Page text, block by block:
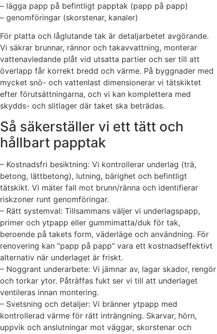
– lägga papp på befintligt papptak (papp på papp)
– genomföringar (skorstenar, kanaler)
För platta och låglutande tak är detaljarbetet avgörande.
Vi säkrar brunnar, rännor och takavvattning, monterar
vattenavledande plåt vid utsatta partier och ser till att
överlapp får korrekt bredd och värme. På byggnader med
mycket snö- och vattenlast dimensionerar vi tätskiktet
efter förutsättningarna, och vi kan komplettera med
skydds- och slitlager där taket ska beträdas.
Så säkerställer vi ett tätt och
hållbart papptak
– Kostnadsfri besiktning: Vi kontrollerar underlag (trä,
betong, lättbetong), lutning, bärighet och befintligt
tätskikt. Vi mäter fall mot brunn/ränna och identifierar
riskzoner runt genomföringar.
– Rätt systemval: Tillsammans väljer vi underlagspapp,
primer och ytpapp eller gummimatta/duk för tak,
beroende på takets form, väderläge och användning. För
renovering kan ”papp på papp” vara ett kostnadseffektivt
alternativ när underlaget är friskt.
– Noggrant underarbete: Vi jämnar av, lagar skador, rengör
och torkar ytor. Påträffas fukt ser vi till att underlaget
ventileras innan montering.
– Svetsning och detaljer: Vi bränner ytpapp med
kontrollerad värme för rätt inträngning. Skarvar, hörn,
uppvik och anslutningar mot väggar, skorstenar och